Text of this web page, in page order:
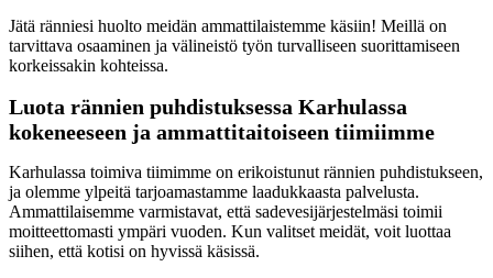
Jätä ränniesi huolto meidän ammattilaistemme käsiin! Meillä on
tarvittava osaaminen ja välineistö työn turvalliseen suorittamiseen
korkeissakin kohteissa.
Luota rännien puhdistuksessa Karhulassa
kokeneeseen ja ammattitaitoiseen tiimiimme
Karhulassa toimiva tiimimme on erikoistunut rännien puhdistukseen,
ja olemme ylpeitä tarjoamastamme laadukkaasta palvelusta.
Ammattilaisemme varmistavat, että sadevesijärjestelmäsi toimii
moitteettomasti ympäri vuoden. Kun valitset meidät, voit luottaa
siihen, että kotisi on hyvissä käsissä.